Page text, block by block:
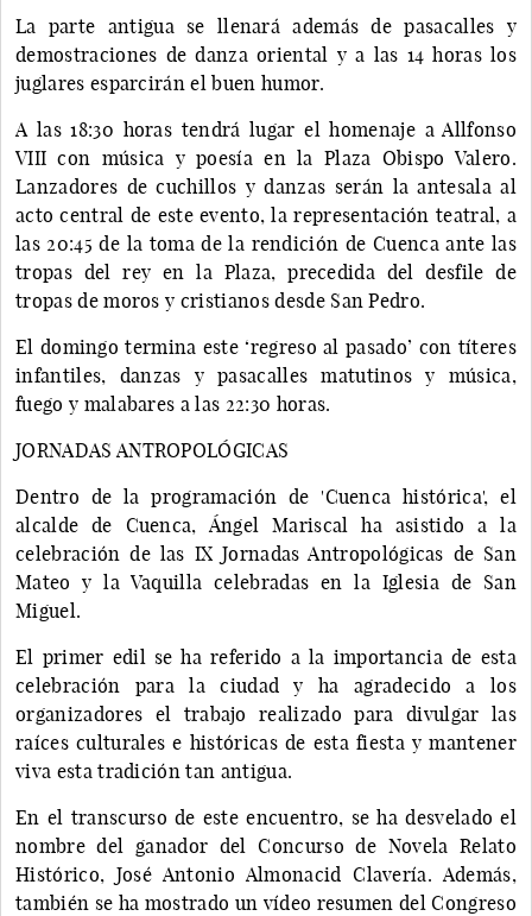
La parte antigua se llenará además de pasacalles y
demostraciones de danza oriental y a las 14 horas los
juglares esparcirán el buen humor.
A las 18:30 horas tendrá lugar el homenaje a Allfonso
VIII con música y poesía en la Plaza Obispo Valero.
Lanzadores de cuchillos y danzas serán la antesala al
acto central de este evento, la representación teatral, a
las 20:45 de la toma de la rendición de Cuenca ante las
tropas del rey en la Plaza, precedida del desfile de
tropas de moros y cristianos desde San Pedro.
El domingo termina este ‘regreso al pasado’ con títeres
infantiles, danzas y pasacalles matutinos y música,
fuego y malabares a las 22:30 horas.
JORNADAS ANTROPOLÓGICAS
Dentro de la programación de 'Cuenca histórica', el
alcalde de Cuenca, Ángel Mariscal ha asistido a la
celebración de las IX Jornadas Antropológicas de San
Mateo y la Vaquilla celebradas en la Iglesia de San
Miguel.
El primer edil se ha referido a la importancia de esta
celebración para la ciudad y ha agradecido a los
organizadores el trabajo realizado para divulgar las
raíces culturales e históricas de esta fiesta y mantener
viva esta tradición tan antigua.
En el transcurso de este encuentro, se ha desvelado el
nombre del ganador del Concurso de Novela Relato
Histórico, José Antonio Almonacid Clavería. Además,
también se ha mostrado un vídeo resumen del Congreso